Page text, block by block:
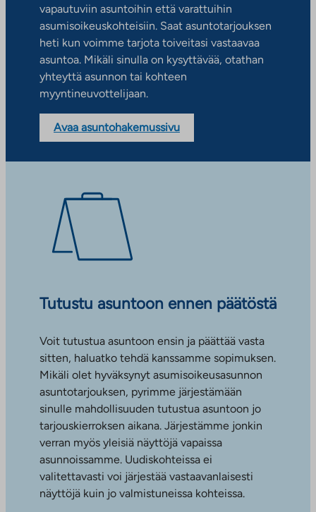
vapautuviin asuntoihin että varattuihin
asumisoikeuskohteisiin. Saat asuntotarjouksen
heti kun voimme tarjota toiveitasi vastaavaa
asuntoa. Mikäli sinulla on kysyttävää, otathan
yhteyttä asunnon tai kohteen
myyntineuvottelijaan.
Avaa asuntohakemussivu
Tutustu asuntoon ennen päätöstä
Voit tutustua asuntoon ensin ja päättää vasta
sitten, haluatko tehdä kanssamme sopimuksen.
Mikäli olet hyväksynyt asumisoikeusasunnon
asuntotarjouksen, pyrimme järjestämään
sinulle mahdollisuuden tutustua asuntoon jo
tarjouskierroksen aikana. Järjestämme jonkin
verran myös yleisiä näyttöjä vapaissa
asunnoissamme. Uudiskohteissa ei
valitettavasti voi järjestää vastaavanlaisesti
näyttöjä kuin jo valmistuneissa kohteissa.